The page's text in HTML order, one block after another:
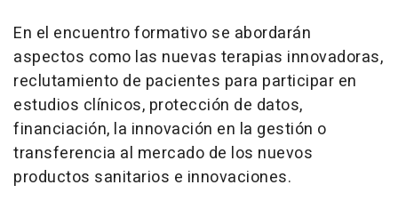
En el encuentro formativo se abordarán
aspectos como las nuevas terapias innovadoras,
reclutamiento de pacientes para participar en
estudios clínicos, protección de datos,
financiación, la innovación en la gestión o
transferencia al mercado de los nuevos
productos sanitarios e innovaciones.